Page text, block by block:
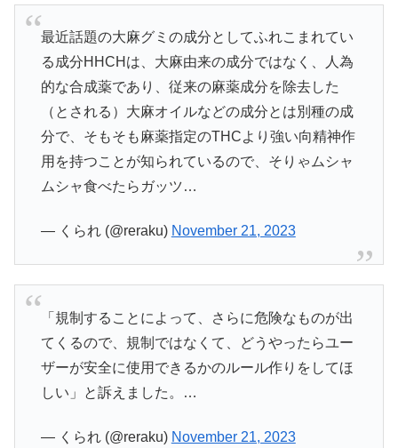
最近話題の大麻グミの成分としてふれこまれてい
る成分HHCHは、大麻由来の成分ではなく、人為
的な合成薬であり、従来の麻薬成分を除去した
（とされる）大麻オイルなどの成分とは別種の成
分で、そもそも麻薬指定のTHCより強い向精神作
用を持つことが知られているので、そりゃムシャ
ムシャ食べたらガッツ…
— くられ (@reraku) November 21, 2023
「規制することによって、さらに危険なものが出
てくるので、規制ではなくて、どうやったらユー
ザーが安全に使用できるかのルール作りをしてほ
しい」と訴えました。…
— くられ (@reraku) November 21, 2023